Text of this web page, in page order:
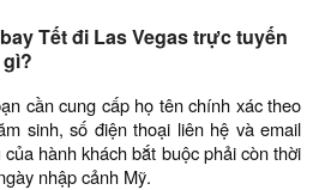
Tết đi Las Vegas trực tuyến
cần cung cấp họ tên chính xác theo
sinh, số điện thoại liên hệ và email
hành khách bắt buộc phải còn thời
nhập cảnh Mỹ.